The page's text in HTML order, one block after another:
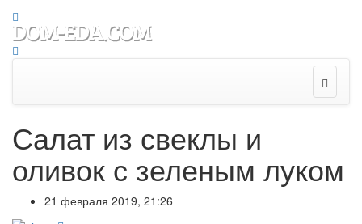
Салат из свеклы и
оливок с зеленым луком
21 февраля 2019, 21:26